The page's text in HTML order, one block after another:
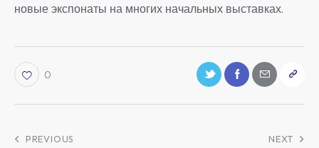
новые экспонаты на многих начальных выставках.
0
PREVIOUS NEXT